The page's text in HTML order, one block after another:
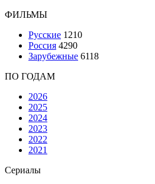
ФИЛЬМЫ
Русские 1210
Россия 4290
Зарубежные 6118
ПО ГОДАМ
2026
2025
2024
2023
2022
2021
Сериалы